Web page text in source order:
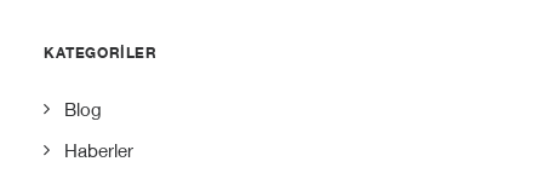
KATEGORILER
Blog
Haberler